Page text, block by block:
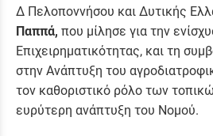
Δ Πελοποννήσου και Δυτικής
Παππά, που μίλησε για την
Επιχειρηματικότητας, και τη
στην Ανάπτυξη του
τον καθοριστικό ρόλο των
ευρύτερη ανάπτυξη του Νομού.